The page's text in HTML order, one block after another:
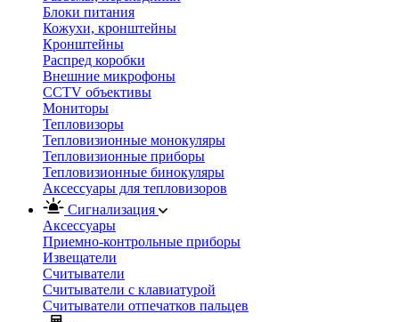
Блоки питания
Кожухи, кронштейны
Кронштейны
Распред коробки
Внешние микрофоны
CCTV объективы
Мониторы
Тепловизоры
Тепловизионные монокуляры
Тепловизионные приборы
Тепловизионные бинокуляры
Аксессуары для тепловизоров
Сигнализация
Аксессуары
Приемно-контрольные приборы
Извещатели
Считыватели
Cчитыватели с клавиатурой
Cчитыватели отпечатков пальцев